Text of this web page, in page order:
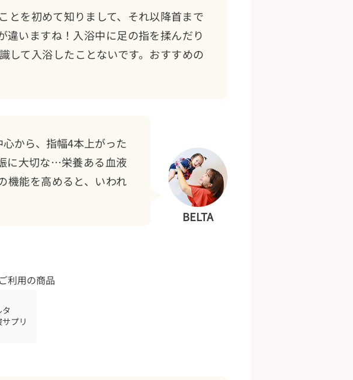
とを初めて知りまして、それ以降首まで
違いますね！入浴中に足の指を揉んだり
して入浴したことないです。おすすめの
BELTA
から、指幅4本上がった
に大切な…栄養ある血液
機能を高めると、いわれ
利用の商品
プリ